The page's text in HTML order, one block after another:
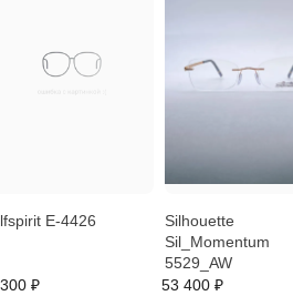
E-4426
₽
Silhouette
Sil_Momentum
5529_AW
53 400 ₽